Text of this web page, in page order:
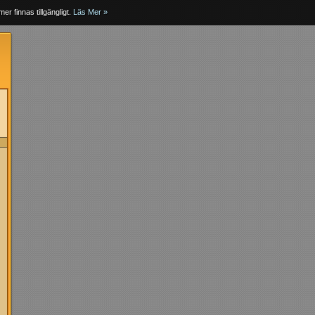
finnas tillgängligt. Läs Mer »